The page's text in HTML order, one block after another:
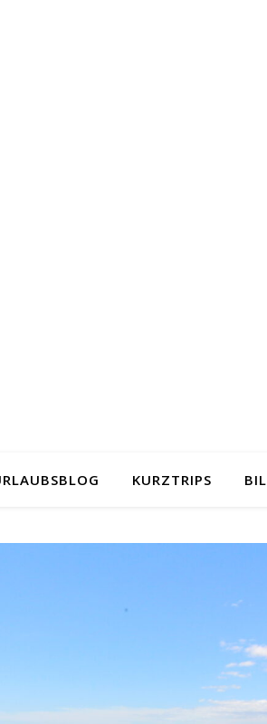
KURZTRIPS